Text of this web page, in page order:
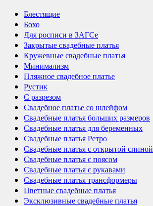
Блестящие
Бохо
Для росписи в ЗАГСе
Закрытые свадебные платья
Кружевные свадебные платья
Минимализм
Пляжное свадебное платье
Рустик
С разрезом
Свадебное платье со шлейфом
Свадебные платья больших размеров
Свадебные платья для беременных
Свадебные платья Ретро
Свадебные платья с открытой спиной
Свадебные платья с поясом
Свадебные платья с рукавами
Свадебные платья трансформеры
Цветные свадебные платья
Эксклюзивные свадебные платья